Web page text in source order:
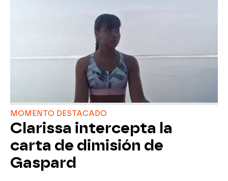
MOMENTO DESTACADO
Clarissa intercepta la
carta de dimisión de
Gaspard